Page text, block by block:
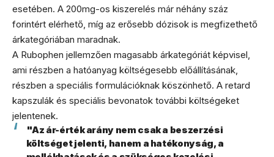
esetében. A 200mg-os kiszerelés már néhány száz
forintért elérhető, míg az erősebb dózisok is megfizethető
árkategóriában maradnak.
A Rubophen jellemzően magasabb árkategóriát képvisel,
ami részben a hatóanyag költségesebb előállításának,
részben a speciális formulációknak köszönhető. A retard
kapszulák és speciális bevonatok további költségeket
jelentenek.
"Az ár-érték arány nem csak a beszerzési
költséget jelenti, hanem a hatékonyság, a